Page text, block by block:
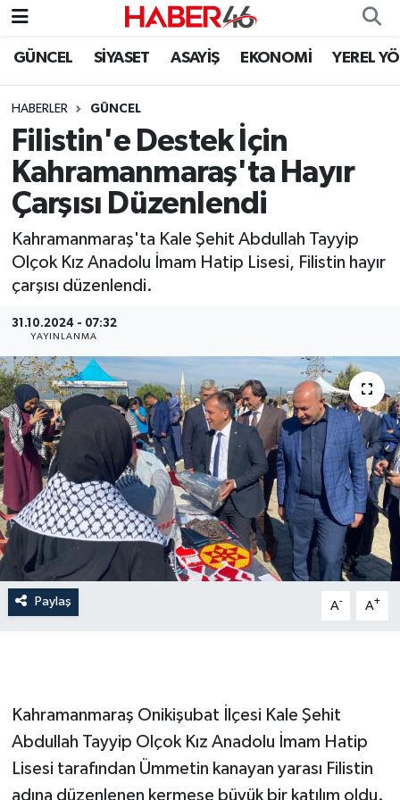
GÜNCEL SİYASET ASAYİŞ EKONOMİ YEREL
HABERLER GÜNCEL
Filistin'e Destek İçin
Kahramanmaraş'ta Hayır
Çarşısı Düzenlendi
Kahramanmaraş'ta Kale Şehit Abdullah Tayyip
Olçok Kız Anadolu İmam Hatip Lisesi, Filistin hayır
çarşısı düzenlendi.
31.10.2024 - 07:32
YAYINLANMA
Paylaş A- A+
Kahramanmaraş Onikişubat İlçesi Kale Şehit
Abdullah Tayyip Olçok Kız Anadolu İmam Hatip
Lisesi tarafından Ümmetin kanayan yarası Filistin
adına düzenlenen kermese büyük bir katılım oldu.
GÜNCEL
SİYASET
EKONOMİ
SPOR
YAŞAM
TEKNOLOJİ
SAĞLIK
EĞİTİM
İLÇE HABERLERİ
KÜLTÜR-SANAT
KSÜ
DÜNYA
ROPORTAJ
YEREL YÖNETİM
MEDYA
Nöbetçi Eczaneler
Hava Durumu
Kahramanmaraş Namaz Vakitleri
Trafik Durumu
Süper Lig Puan Durumu ve Fikstür
Tüm Manşetler
Son Dakika Haberleri
Haber Arşivi